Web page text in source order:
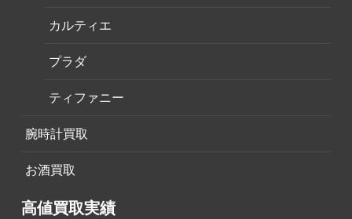
カルティエ
プラダ
ティファニー
腕時計買取
お酒買取
高値買取実績